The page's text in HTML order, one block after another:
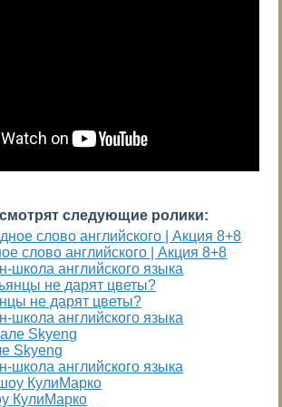
следующие ролики:
слово английского | Акция 8+8
школа английского языка
не дарят цветы?
школа английского языка
Skyeng
школа английского языка
КулиМарко